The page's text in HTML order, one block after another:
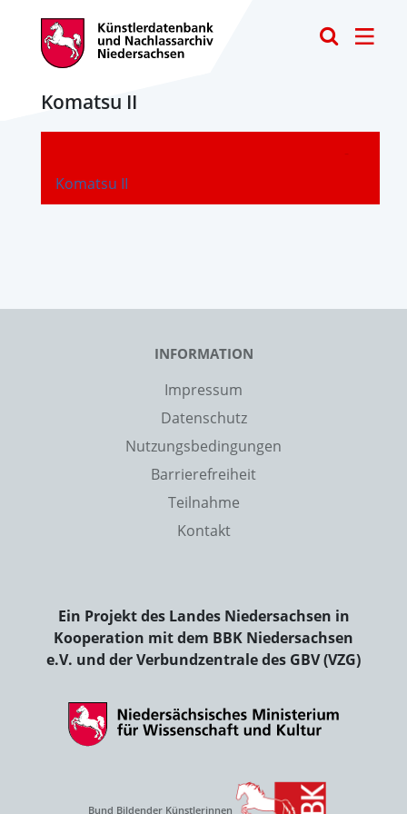
Komatsu II
Komatsu II
-
INFORMATION
Impressum
Datenschutz
Nutzungsbedingungen
Barrierefreiheit
Teilnahme
Kontakt
Ein Projekt des Landes Niedersachsen in
Kooperation mit dem BBK Niedersachsen
e.V. und der Verbundzentrale des GBV (VZG)
Bund Bildender Künstlerinnen